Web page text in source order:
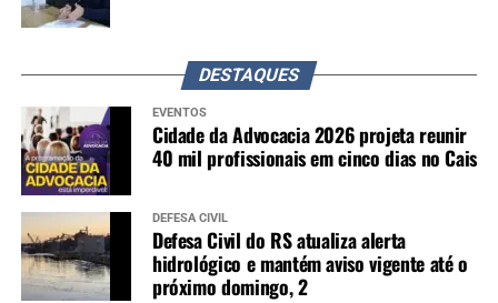
DESTAQUES
EVENTOS
Cidade da Advocacia 2026 projeta reunir
40 mil profissionais em cinco dias no Cais
DEFESA CIVIL
Defesa Civil do RS atualiza alerta
hidrológico e mantém aviso vigente até o
próximo domingo, 2